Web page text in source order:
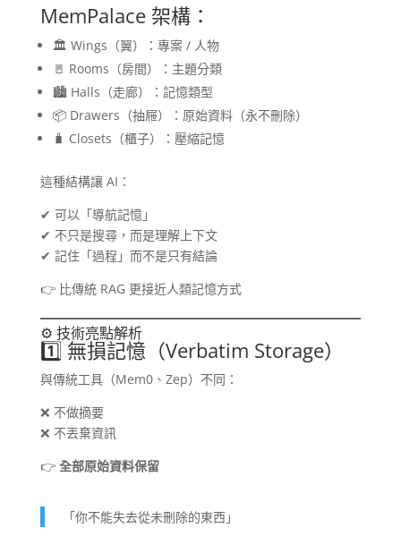
MemPalace 架構：
🏛️ Wings（翼）：專案 / 人物
🚪 Rooms（房間）：主題分類
🏙️ Halls（走廊）：記憶類型
📦 Drawers（抽屜）：原始資料（永不刪除）
🧳 Closets（櫃子）：壓縮記憶
這種結構讓 AI：
✔ 可以「導航記憶」
✔ 不只是搜尋，而是理解上下文
✔ 記住「過程」而不是只有結論
👉 比傳統 RAG 更接近人類記憶方式
⚙️ 技術亮點解析
1️⃣ 無損記憶（Verbatim Storage）
與傳統工具（Mem0、Zep）不同：
❌ 不做摘要
❌ 不丟棄資訊
👉 全部原始資料保留
「你不能失去從未刪除的東西」